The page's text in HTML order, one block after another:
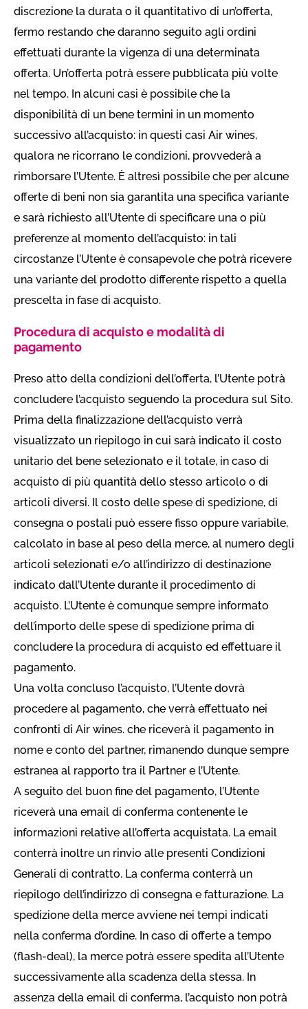
discrezione la durata o il quantitativo di un’offerta,
fermo restando che daranno seguito agli ordini
effettuati durante la vigenza di una determinata
offerta. Un’offerta potrà essere pubblicata più volte
nel tempo. In alcuni casi è possibile che la
disponibilità di un bene termini in un momento
successivo all’acquisto: in questi casi Air wines,
qualora ne ricorrano le condizioni, provvederà a
rimborsare l’Utente. È altresì possibile che per alcune
offerte di beni non sia garantita una specifica variante
e sarà richiesto all’Utente di specificare una o più
preferenze al momento dell’acquisto: in tali
circostanze l’Utente è consapevole che potrà ricevere
una variante del prodotto differente rispetto a quella
prescelta in fase di acquisto.
Procedura di acquisto e modalità di
pagamento
Preso atto della condizioni dell’offerta, l’Utente potrà
concludere l’acquisto seguendo la procedura sul Sito.
Prima della finalizzazione dell’acquisto verrà
visualizzato un riepilogo in cui sarà indicato il costo
unitario del bene selezionato e il totale, in caso di
acquisto di più quantità dello stesso articolo o di
articoli diversi. Il costo delle spese di spedizione, di
consegna o postali può essere fisso oppure variabile,
calcolato in base al peso della merce, al numero degli
articoli selezionati e/o all’indirizzo di destinazione
indicato dall’Utente durante il procedimento di
acquisto. L’Utente è comunque sempre informato
dell’importo delle spese di spedizione prima di
concludere la procedura di acquisto ed effettuare il
pagamento.
Una volta concluso l’acquisto, l’Utente dovrà
procedere al pagamento, che verrà effettuato nei
confronti di Air wines. che riceverà il pagamento in
nome e conto del partner, rimanendo dunque sempre
estranea al rapporto tra il Partner e l’Utente.
A seguito del buon fine del pagamento, l’Utente
riceverà una email di conferma contenente le
informazioni relative all’offerta acquistata. La email
conterrà inoltre un rinvio alle presenti Condizioni
Generali di contratto. La conferma conterrà un
riepilogo dell’indirizzo di consegna e fatturazione. La
spedizione della merce avviene nei tempi indicati
nella conferma d’ordine. In caso di offerte a tempo
(flash-deal), la merce potrà essere spedita all’Utente
successivamente alla scadenza della stessa. In
assenza della email di conferma, l’acquisto non potrà